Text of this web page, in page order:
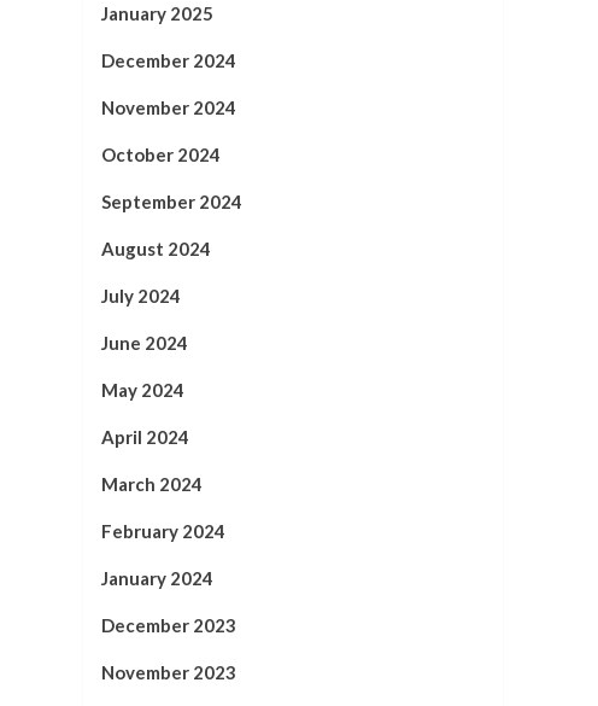
January 2025
December 2024
November 2024
October 2024
September 2024
August 2024
July 2024
June 2024
May 2024
April 2024
March 2024
February 2024
January 2024
December 2023
November 2023